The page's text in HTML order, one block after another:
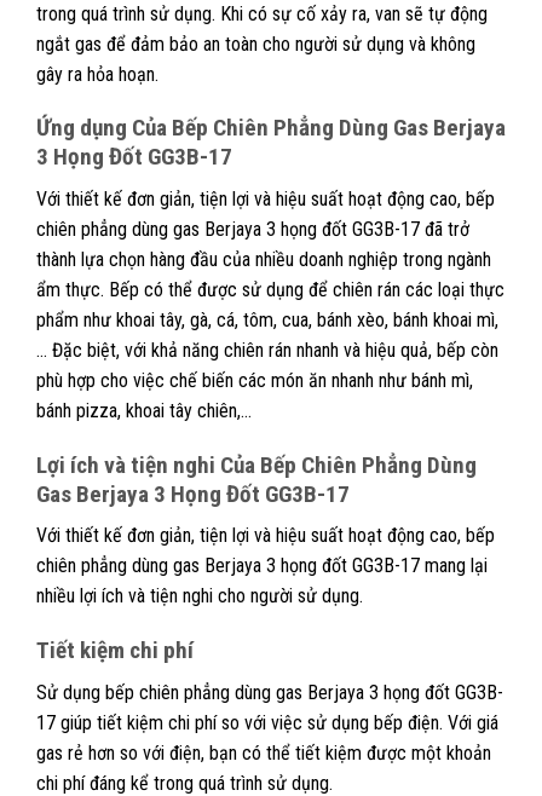
trong quá trình sử dụng. Khi có sự cố xảy ra, van sẽ tự động
ngắt gas để đảm bảo an toàn cho người sử dụng và không
gây ra hỏa hoạn.
Ứng dụng Của Bếp Chiên Phẳng Dùng Gas Berjaya
3 Họng Đốt GG3B-17
Với thiết kế đơn giản, tiện lợi và hiệu suất hoạt động cao, bếp
chiên phẳng dùng gas Berjaya 3 họng đốt GG3B-17 đã trở
thành lựa chọn hàng đầu của nhiều doanh nghiệp trong ngành
ẩm thực. Bếp có thể được sử dụng để chiên rán các loại thực
phẩm như khoai tây, gà, cá, tôm, cua, bánh xèo, bánh khoai mì,
… Đặc biệt, với khả năng chiên rán nhanh và hiệu quả, bếp còn
phù hợp cho việc chế biến các món ăn nhanh như bánh mì,
bánh pizza, khoai tây chiên,…
Lợi ích và tiện nghi Của Bếp Chiên Phẳng Dùng
Gas Berjaya 3 Họng Đốt GG3B-17
Với thiết kế đơn giản, tiện lợi và hiệu suất hoạt động cao, bếp
chiên phẳng dùng gas Berjaya 3 họng đốt GG3B-17 mang lại
nhiều lợi ích và tiện nghi cho người sử dụng.
Tiết kiệm chi phí
Sử dụng bếp chiên phẳng dùng gas Berjaya 3 họng đốt GG3B-
17 giúp tiết kiệm chi phí so với việc sử dụng bếp điện. Với giá
gas rẻ hơn so với điện, bạn có thể tiết kiệm được một khoản
chi phí đáng kể trong quá trình sử dụng.